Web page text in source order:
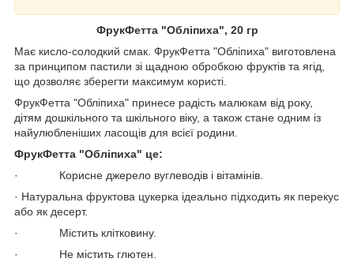
ФрукФетта "Обліпиха", 20 гр
Має кисло-солодкий смак. ФрукФетта "Обліпиха" виготовлена
за принципом пастили зі щадною обробкою фруктів та ягід,
що дозволяє зберегти максимум користі.
ФрукФетта "Обліпиха" принесе радість малюкам від року,
дітям дошкільного та шкільного віку, а також стане одним із
найулюбленіших ласощів для всієї родини.
ФрукФетта "Обліпиха" це:
· Корисне джерело вуглеводів і вітамінів.
· Натуральна фруктова цукерка ідеально підходить як перекус
або як десерт.
· Містить клітковину.
· Не містить глютен.